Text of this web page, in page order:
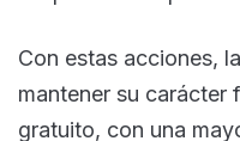
Con estas acciones,
mantener su carácter
gratuito, con una